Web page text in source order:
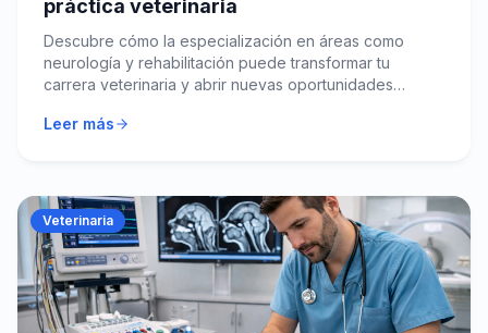
práctica veterinaria
Descubre cómo la especialización en áreas como
neurología y rehabilitación puede transformar tu
carrera veterinaria y abrir nuevas oportunidades
Leer más
Veterinaria